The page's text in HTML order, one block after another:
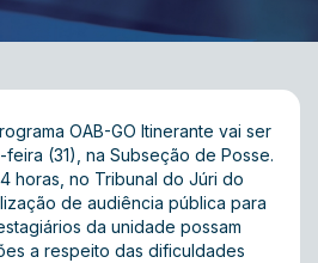
OAB-GO Itinerante vai ser
(31), na Subseção de Posse.
horas, no Tribunal do Júri do
de audiência pública para
da unidade possam
a respeito das dificuldades